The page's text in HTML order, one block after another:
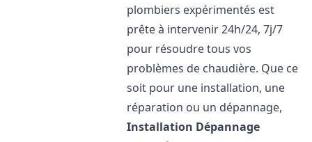
plombiers expérimentés est
prête à intervenir 24h/24, 7j/7
pour résoudre tous vos
problèmes de chaudière. Que ce
soit pour une installation, une
réparation ou un dépannage,
Installation Dépannage